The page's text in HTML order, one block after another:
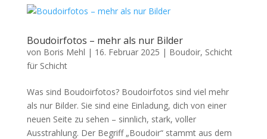
Boudoirfotos – mehr als nur Bilder
von Boris Mehl | 16. Februar 2025 | Boudoir, Schicht
für Schicht
Was sind Boudoirfotos? Boudoirfotos sind viel mehr
als nur Bilder. Sie sind eine Einladung, dich von einer
neuen Seite zu sehen – sinnlich, stark, voller
Ausstrahlung. Der Begriff „Boudoir“ stammt aus dem